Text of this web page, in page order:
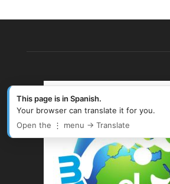
This page is in Spanish.
Your browser can translate it for you.
Open the ⋮ menu → Translate